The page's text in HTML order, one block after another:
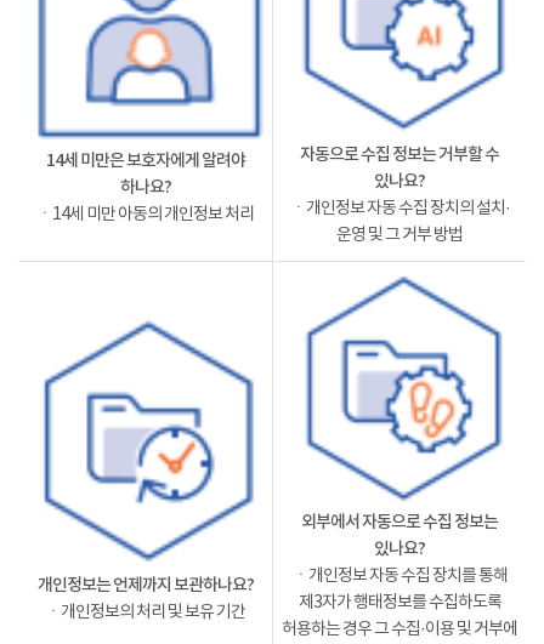
14세 미만은 보호자에게 알려야
하나요?
ㆍ14세 미만 아동의 개인정보 처리
자동으로 수집 정보는 거부할 수
있나요?
ㆍ개인정보 자동 수집 장치의 설치·
운영 및 그 거부 방법
개인정보는 언제까지 보관하나요?
ㆍ개인정보의 처리 및 보유 기간
외부에서 자동으로 수집 정보는
있나요?
ㆍ개인정보 자동 수집 장치를 통해
제3자가 행태정보를 수집하도록
허용하는 경우 그 수집·이용 및 거부에